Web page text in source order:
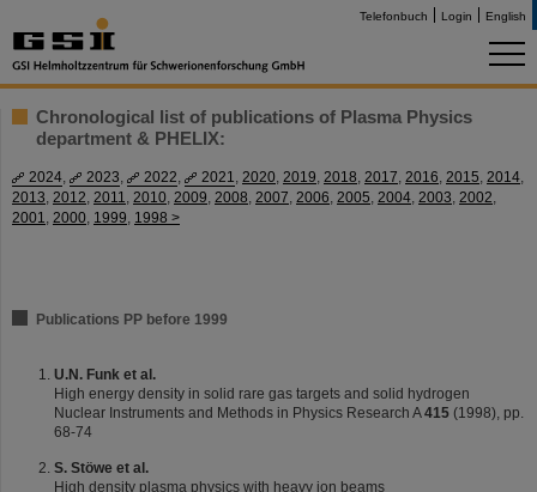
Telefonbuch Login English
Chronological list of publications of Plasma Physics
department & PHELIX:
2024, 2023, 2022, 2021, 2020, 2019, 2018, 2017, 2016, 2015, 2014,
2013, 2012, 2011, 2010, 2009, 2008, 2007, 2006, 2005, 2004, 2003, 2002,
2001, 2000, 1999, 1998 >
Publications PP before 1999
U.N. Funk et al.
High energy density in solid rare gas targets and solid hydrogen
Nuclear Instruments and Methods in Physics Research A415 (1998), pp.
68-74
S. Stöwe et al.
High density plasma physics with heavy ion beams